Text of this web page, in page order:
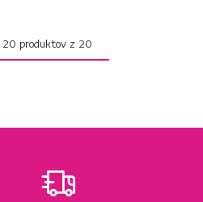
20 produktov z 20